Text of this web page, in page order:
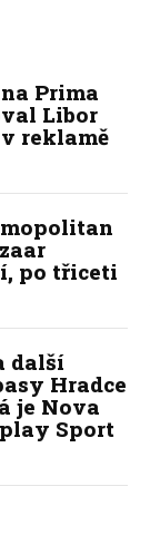
Prima
Libor
reklamě
po třiceti
další
Hradce
je Nova
Sport